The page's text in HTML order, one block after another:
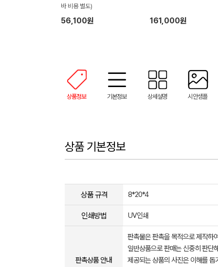
바 비용 별도)
56,100원 161,000원
상품정보 기본정보 상세설명 시안샘플
상품 기본정보
상품 규격 8*20*4
인쇄방법 UV인쇄
판촉상품 안내
판촉물은 판촉을 목적으로 제작하
일반상품으로 판매는 신중히 판단
제공되는 상품의 사진은 이해를